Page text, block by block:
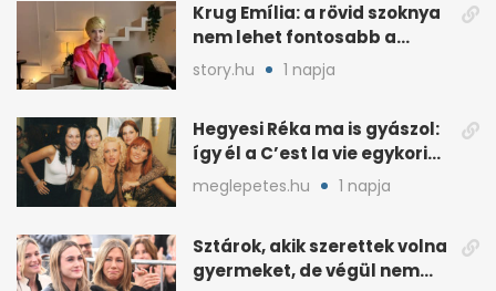
Krug Emília: a rövid szoknya
nem lehet fontosabb a
kérdéseimnél
story.hu 1 napja
Hegyesi Réka ma is gyászol:
így él a C’est la vie egykori
énekesnője
meglepetes.hu 1 napja
Sztárok, akik szerettek volna
gyermeket, de végül nem